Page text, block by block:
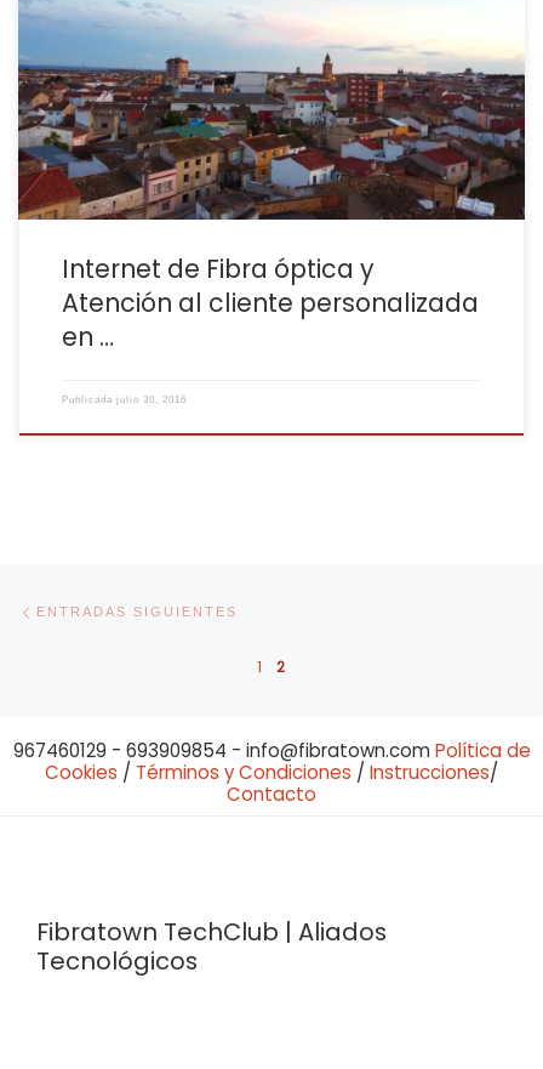
En Casas Ibáñez, como en cualquier lugar, una conexión a
internet inestable puede ser un gran inconveniente. Imagina
estar trabajando desde casa y que la conexión se corte justo en
medio de una importante videollamada. O querer disfrutar de
una película en streaming en alta definición y tener que soportar
[…]
Internet de Fibra óptica y
Atención al cliente personalizada
en …
Publicada julio 30, 2016
ENTRADAS SIGUIENTES
1 2
967460129 - 693909854 - info@fibratown.com Política de
Cookies / Términos y Condiciones / Instrucciones/
Contacto
Fibratown TechClub | Aliados
Tecnológicos